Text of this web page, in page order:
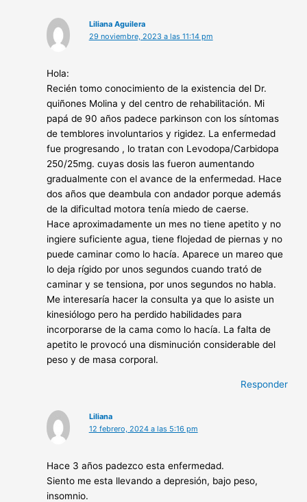
Liliana Aguilera
29 noviembre, 2023 a las 11:14 pm
Hola:
Recién tomo conocimiento de la existencia del Dr.
quiñones Molina y del centro de rehabilitación. Mi
papá de 90 años padece parkinson con los síntomas
de temblores involuntarios y rigidez. La enfermedad
fue progresando , lo tratan con Levodopa/Carbidopa
250/25mg. cuyas dosis las fueron aumentando
gradualmente con el avance de la enfermedad. Hace
dos años que deambula con andador porque además
de la dificultad motora tenía miedo de caerse.
Hace aproximadamente un mes no tiene apetito y no
ingiere suficiente agua, tiene flojedad de piernas y no
puede caminar como lo hacía. Aparece un mareo que
lo deja rígido por unos segundos cuando trató de
caminar y se tensiona, por unos segundos no habla.
Me interesaría hacer la consulta ya que lo asiste un
kinesiólogo pero ha perdido habilidades para
incorporarse de la cama como lo hacía. La falta de
apetito le provocó una disminución considerable del
peso y de masa corporal.
Responder
Liliana
12 febrero, 2024 a las 5:16 pm
Hace 3 años padezco esta enfermedad.
Siento me esta llevando a depresión, bajo peso,
insomnio.